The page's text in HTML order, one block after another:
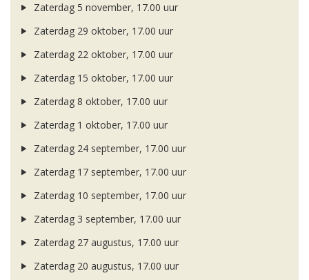
Zaterdag 5 november, 17.00 uur
Zaterdag 29 oktober, 17.00 uur
Zaterdag 22 oktober, 17.00 uur
Zaterdag 15 oktober, 17.00 uur
Zaterdag 8 oktober, 17.00 uur
Zaterdag 1 oktober, 17.00 uur
Zaterdag 24 september, 17.00 uur
Zaterdag 17 september, 17.00 uur
Zaterdag 10 september, 17.00 uur
Zaterdag 3 september, 17.00 uur
Zaterdag 27 augustus, 17.00 uur
Zaterdag 20 augustus, 17.00 uur